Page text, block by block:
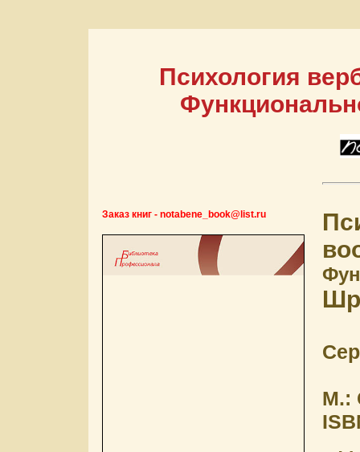
Психология
Заказ книг - notabene_book@list.ru
М.: